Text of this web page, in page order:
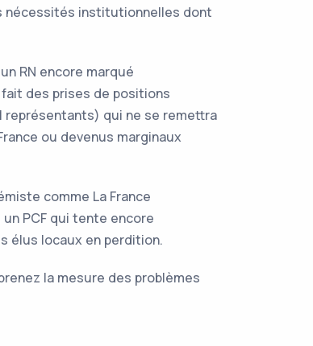
nécessités institutionnelles dont
RN encore marqué
fait des prises de positions
représentants) qui ne se remettra
ou devenus marginaux
comme La France
PCF qui tente encore
élus locaux en perdition.
la mesure des problèmes